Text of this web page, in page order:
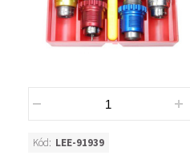
Kód: LEE-91939